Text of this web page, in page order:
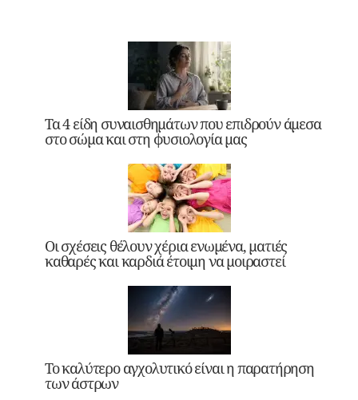
Τα 4 είδη συναισθημάτων που επιδρούν άμεσα
στο σώμα και στη φυσιολογία μας
Οι σχέσεις θέλουν χέρια ενωμένα, ματιές
καθαρές και καρδιά έτοιμη να μοιραστεί
Το καλύτερο αγχολυτικό είναι η παρατήρηση
των άστρων